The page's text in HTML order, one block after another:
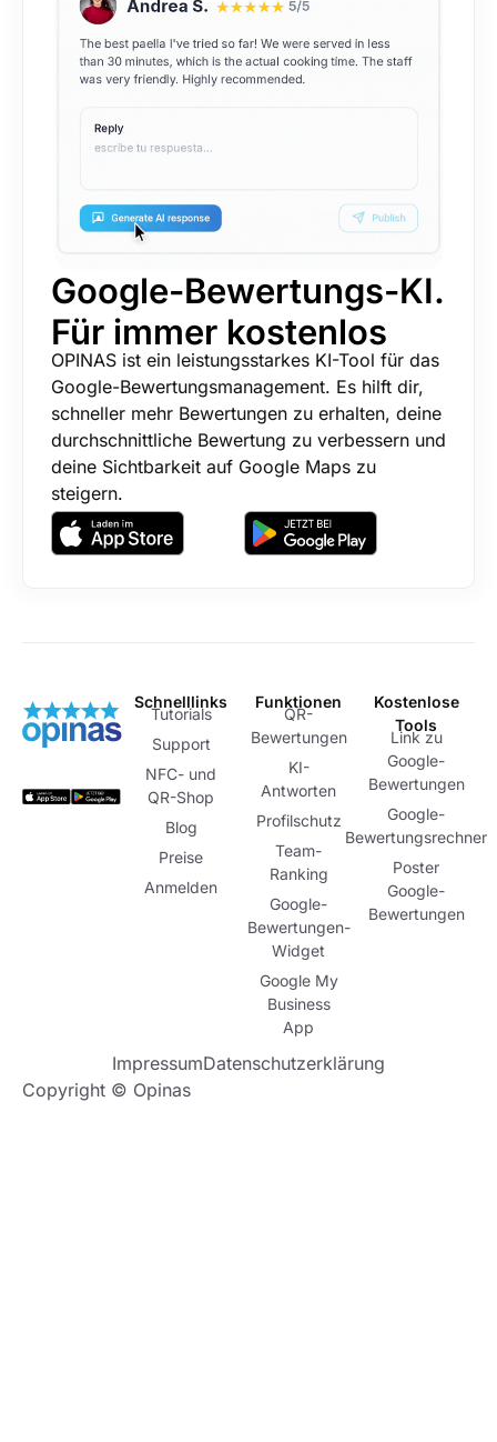
Google-Bewertungs-KI.
Für immer kostenlos
OPINAS ist ein leistungsstarkes KI-Tool für das
Google-Bewertungsmanagement. Es hilft dir,
schneller mehr Bewertungen zu erhalten, deine
durchschnittliche Bewertung zu verbessern und
deine Sichtbarkeit auf Google Maps zu
steigern.
Schnelllinks
Tutorials
Support
NFC- und
QR-Shop
Blog
Preise
Anmelden
Funktionen
QR-
Bewertungen
KI-
Antworten
Profilschutz
Team-
Ranking
Google-
Bewertungen-
Widget
Google My
Business
App
Kostenlose
Tools
Link zu
Google-
Bewertungen
Google-
Bewertungsrechner
Poster
Google-
Bewertungen
Copyright © Opinas
ImpressumDatenschutzerklärung